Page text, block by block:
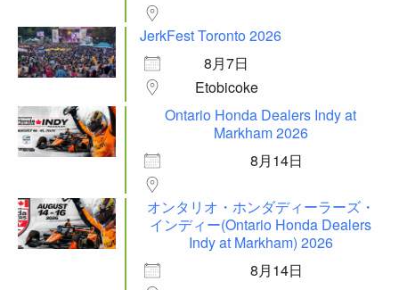
JerkFest Toronto 2026
8月7日
Etobicoke
Ontario Honda Dealers Indy at
Markham 2026
8月14日
オンタリオ・ホンダディーラーズ・
インディー(Ontario Honda Dealers
Indy at Markham) 2026
8月14日